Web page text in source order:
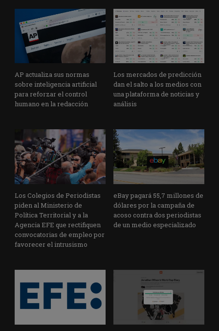
AP actualiza sus normas
sobre inteligencia artificial
para reforzar el control
humano en la redacción
Los mercados de predicción
dan el salto a los medios con
una plataforma de noticias y
análisis
Los Colegios de Periodistas
piden al Ministerio de
Política Territorial y a la
Agencia EFE que rectifiquen
convocatorias de empleo por
favorecer el intrusismo
eBay pagará 55,7 millones de
dólares por la campaña de
acoso contra dos periodistas
de un medio especializado